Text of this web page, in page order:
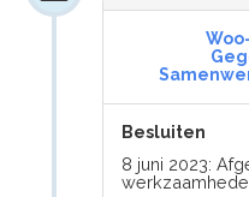
Besluiten
8 juni 2023: